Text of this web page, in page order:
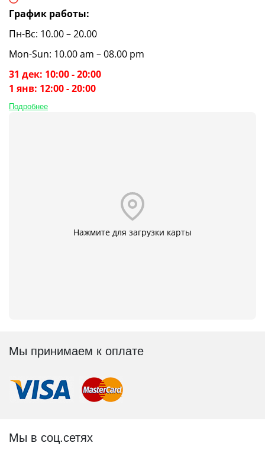
График работы:
Пн-Вс: 10.00 – 20.00
Mon-Sun: 10.00 am – 08.00 pm
31 дек: 10:00 - 20:00
1 янв: 12:00 - 20:00
Подробнее
Нажмите для загрузки карты
Мы принимаем к оплате
Мы в соц.сетях